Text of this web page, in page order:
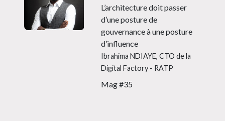
L’architecture doit passer
d’une posture de
gouvernance à une posture
d’influence
Ibrahima NDIAYE, CTO de la
Digital Factory - RATP
Mag #35